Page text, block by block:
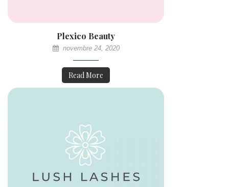
Plexico Beauty
novembre 24, 2020
Read More